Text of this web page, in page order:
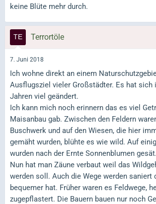
keine Blüte mehr durch.
Terrortöle
7. Juni 2018
Ich wohne direkt an einem
Ausflugsziel vieler Großstädter. Es hat sich
Jahren viel geändert.
Ich kann mich noch erinnern das es viel
Maisanbau gab. Zwischen den Feldern
Buschwerk und auf den Wiesen, die hier
gemäht wurden, blühte es wie wild. Auf
wurden nach der Ernte Sonnenblumen gesät.
Nun hat man Zäune verbaut weil das
werden soll. Auch die Wege werden saniert
bequemer hat. Früher waren es Feldwege,
zugepflastert. Die Bauern bauen nur noch